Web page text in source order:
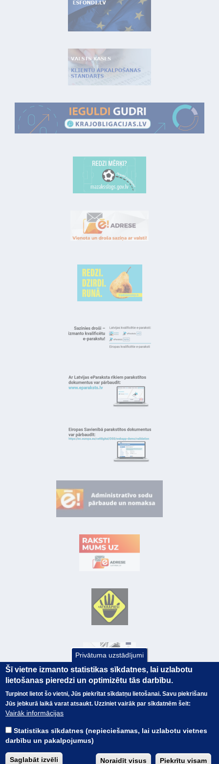
© Valsts kase 2017
Visas tiesības
EK GRĀMATVEDĪBAS KURSS
TERMINI
BUJ
Privātuma uzstādījumi
Šī vietne izmanto statistikas sīkdatnes, lai uzlabotu
lietošanas pieredzi un optimizētu tās darbību.
Turpinot lietot šo vietni, Jūs piekrītat sīkdatņu lietošanai. Savu piekrišanu
Jūs jebkurā laikā varat atsaukt. Uzziniet vairāk par sīkdatnēm šeit:
Vairāk informācijas
Statistikas sīkdatnes (nepieciešamas, lai uzlabotu vietnes
darbību un pakalpojumus)
Saglabāt izvēli Noraidīt visus Piekrītu visam